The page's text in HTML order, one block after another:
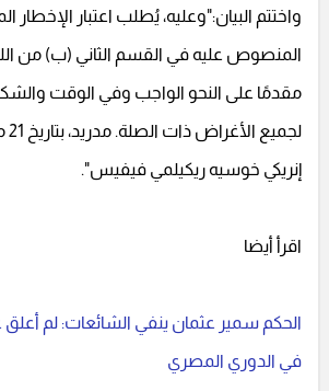
واختتم البيان:"وعليه، يُطلب اعتبار الإخطار
المنصوص عليه في القسم الثاني (ب) من
مقدمًا على النحو الواجب وفي الوقت
إنريكي خوسيه ريكيلمي فيفيس".
اقرأ أيضا
الحكم سمير عثمان ينفي الشائعات: لم أعلق
في الدوري المصري